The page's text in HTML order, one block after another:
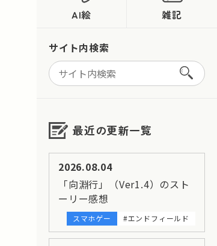
AI絵 雑記
サイト内検索
最近の更新一覧
2026.08.04
「向淵行」（Ver1.4）のスト
ーリー感想
スマホゲー #エンドフィールド